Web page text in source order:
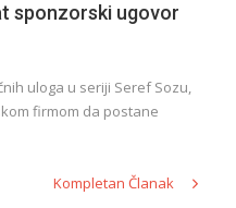
sponzorski ugovor
uloga u seriji Seref ​​Sozu,
firmom da postane
Kompletan Članak